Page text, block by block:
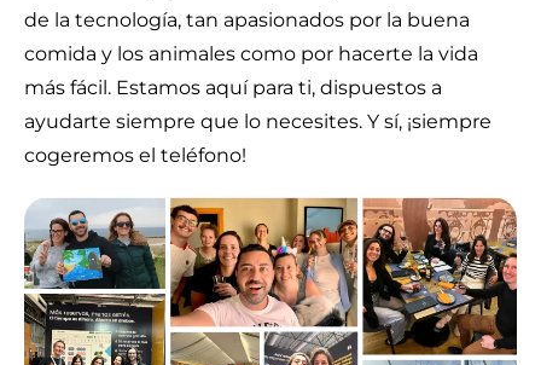
de la tecnología, tan apasionados por la buena
comida y los animales como por hacerte la vida
más fácil. Estamos aquí para ti, dispuestos a
ayudarte siempre que lo necesites. Y sí, ¡siempre
cogeremos el teléfono!